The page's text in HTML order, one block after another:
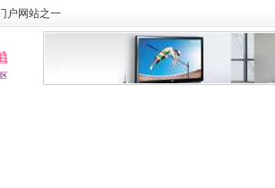
户网站之一